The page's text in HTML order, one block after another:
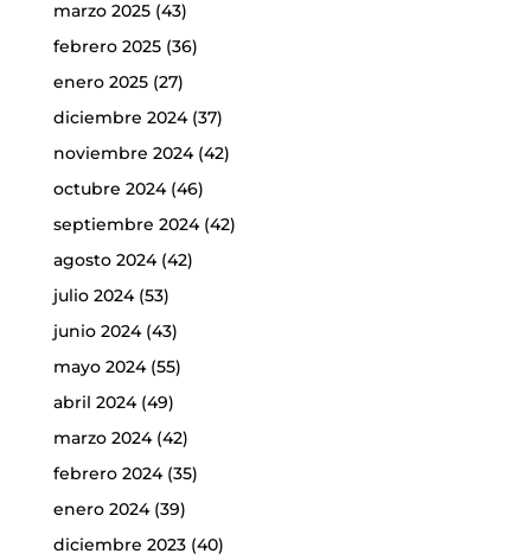
marzo 2025(43)
febrero 2025(36)
enero 2025(27)
diciembre 2024(37)
noviembre 2024(42)
octubre 2024(46)
septiembre 2024(42)
agosto 2024(42)
julio 2024(53)
junio 2024(43)
mayo 2024(55)
abril 2024(49)
marzo 2024(42)
febrero 2024(35)
enero 2024(39)
diciembre 2023(40)